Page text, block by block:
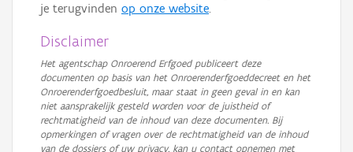
je terugvinden op onze website.
Disclaimer
Het agentschap Onroerend Erfgoed publiceert deze
documenten op basis van het Onroerenderfgoeddecreet en het
Onroerenderfgoedbesluit, maar staat in geen geval in en kan
niet aansprakelijk gesteld worden voor de juistheid of
rechtmatigheid van de inhoud van deze documenten. Bij
opmerkingen of vragen over de rechtmatigheid van de inhoud
van de dossiers of uw privacy, kan u contact opnemen met